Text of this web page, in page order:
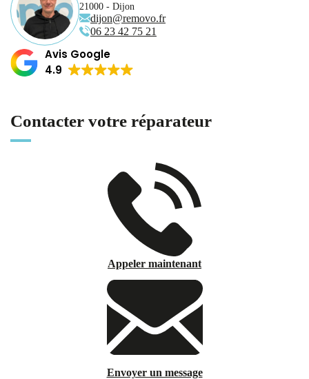
21000 - Dijon
dijon@removo.fr
06 23 42 75 21
Avis Google
4.9
Contacter votre réparateur
Appeler maintenant
Envoyer un message